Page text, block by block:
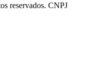
reservados. CNPJ